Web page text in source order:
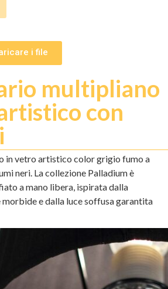
i file
multipliano
con
in vetro artistico color grigio fumo a
neri. La collezione Palladium è
a mano libera, ispirata dalla
e dalla luce soffusa garantita